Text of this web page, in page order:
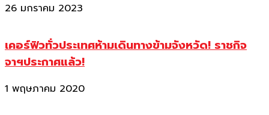
26 มกราคม 2023
เคอร์ฟิวทั่วประเทศห้ามเดินทางข้ามจังหวัด! ราชกิจ
จาฯประกาศแล้ว!
1 พฤษภาคม 2020